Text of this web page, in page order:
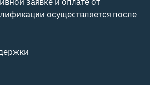
осуществляется после